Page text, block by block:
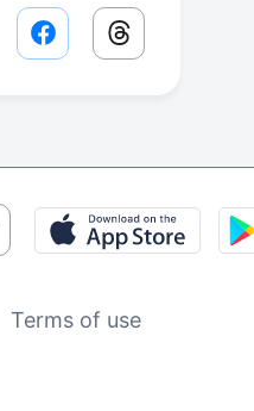
Facebook share link
Threads
Terms of use